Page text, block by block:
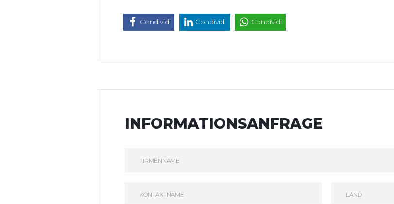
Condividi Condividi Condividi
INFORMATIONSANFRAGE